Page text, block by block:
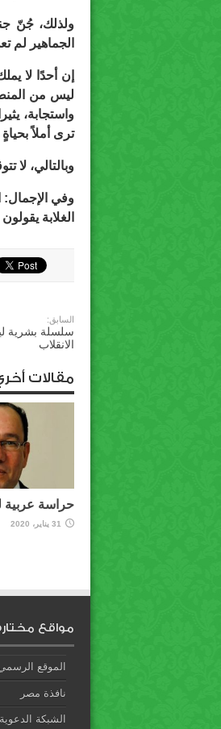
ولذلك، جُنّ
الجماهير لم
إن أحدًا لا
ليس من
واستجابة،
ترى أملاً
وبالتالي، لا
وفي الإجمال:
الغلابة
السابق:
سلسلة بشرية
الانقلاب
مقالات
حراسة عربية
31 يناير، 2020
مواقع
الموقع
نافذة مصر
الشبكة الدعوية